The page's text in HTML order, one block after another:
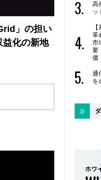
」の担い
化の新地
高
ッ
革
市
要
価
通
を